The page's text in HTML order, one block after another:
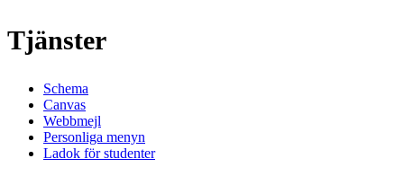
Tjänster
Schema
Canvas
Webbmejl
Personliga menyn
Ladok för studenter